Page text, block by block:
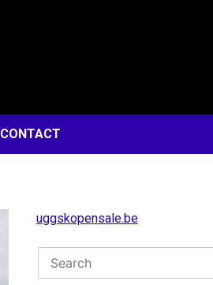
CONTACT
uggskopensale.be